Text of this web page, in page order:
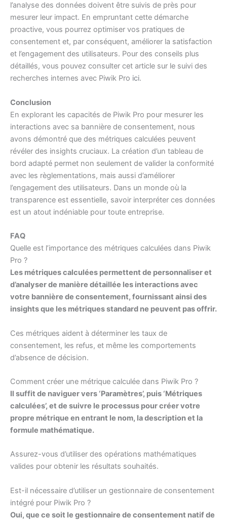
l’analyse des données doivent être suivis de près pour
mesurer leur impact. En empruntant cette démarche
proactive, vous pourrez optimiser vos pratiques de
consentement et, par conséquent, améliorer la satisfaction
et l’engagement des utilisateurs. Pour des conseils plus
détaillés, vous pouvez consulter cet article sur le suivi des
recherches internes avec Piwik Pro ici.
Conclusion
En explorant les capacités de Piwik Pro pour mesurer les
interactions avec sa bannière de consentement, nous
avons démontré que des métriques calculées peuvent
révéler des insights cruciaux. La création d’un tableau de
bord adapté permet non seulement de valider la conformité
avec les règlementations, mais aussi d’améliorer
l’engagement des utilisateurs. Dans un monde où la
transparence est essentielle, savoir interpréter ces données
est un atout indéniable pour toute entreprise.
FAQ
Quelle est l’importance des métriques calculées dans Piwik
Pro ?
Les métriques calculées permettent de personnaliser et
d’analyser de manière détaillée les interactions avec
votre bannière de consentement, fournissant ainsi des
insights que les métriques standard ne peuvent pas offrir.
Ces métriques aident à déterminer les taux de
consentement, les refus, et même les comportements
d’absence de décision.
Comment créer une métrique calculée dans Piwik Pro ?
Il suffit de naviguer vers ‘Paramètres’, puis ‘Métriques
calculées’, et de suivre le processus pour créer votre
propre métrique en entrant le nom, la description et la
formule mathématique.
Assurez-vous d’utiliser des opérations mathématiques
valides pour obtenir les résultats souhaités.
Est-il nécessaire d’utiliser un gestionnaire de consentement
intégré pour Piwik Pro ?
Oui, que ce soit le gestionnaire de consentement natif de